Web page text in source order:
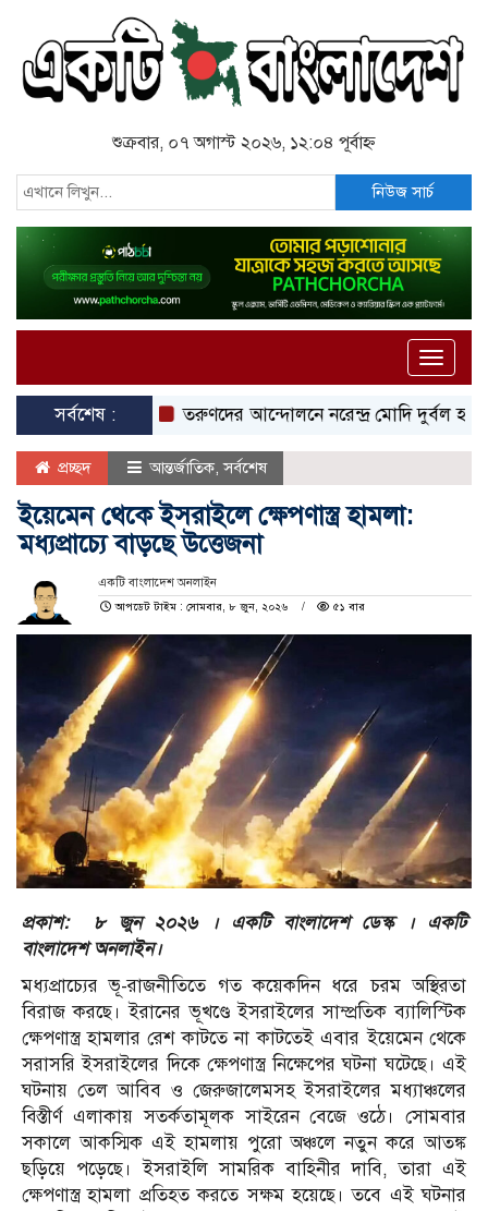
শুক্রবার, ০৭ অগাস্ট ২০২৬, ১২:০৪ পূর্বাহ্ন
নিউজ সার্চ
Toggle
সর্বশেষ :
তরুণদের আন্দোলনে নরেন্দ্র মোদি দুর্বল হয়েছেন:
প্রচ্ছদ আন্তর্জাতিক,সর্বশেষ
ইয়েমেন থেকে ইসরাইলে ক্ষেপণাস্ত্র হামলা:
মধ্যপ্রাচ্যে বাড়ছে উত্তেজনা
একটি বাংলাদেশ অনলাইন
আপডেট টাইম : সোমবার, ৮ জুন, ২০২৬
৫১ বার
প্রকাশ: ৮ জুন ২০২৬ । একটি বাংলাদেশ ডেস্ক । একটি
বাংলাদেশ অনলাইন।
মধ্যপ্রাচ্যের ভূ-রাজনীতিতে গত কয়েকদিন ধরে চরম অস্থিরতা
বিরাজ করছে। ইরানের ভূখণ্ডে ইসরাইলের সাম্প্রতিক ব্যালিস্টিক
ক্ষেপণাস্ত্র হামলার রেশ কাটতে না কাটতেই এবার ইয়েমেন থেকে
সরাসরি ইসরাইলের দিকে ক্ষেপণাস্ত্র নিক্ষেপের ঘটনা ঘটেছে। এই
ঘটনায় তেল আবিব ও জেরুজালেমসহ ইসরাইলের মধ্যাঞ্চলের
বিস্তীর্ণ এলাকায় সতর্কতামূলক সাইরেন বেজে ওঠে। সোমবার
সকালে আকস্মিক এই হামলায় পুরো অঞ্চলে নতুন করে আতঙ্ক
ছড়িয়ে পড়েছে। ইসরাইলি সামরিক বাহিনীর দাবি, তারা এই
ক্ষেপণাস্ত্র হামলা প্রতিহত করতে সক্ষম হয়েছে। তবে এই ঘটনার